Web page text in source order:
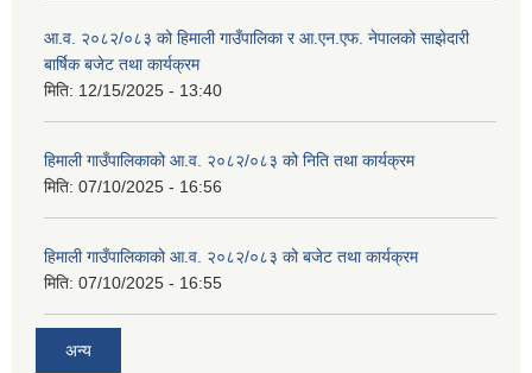
आ.व. २०८२/०८३ को हिमाली गाउँपालिका र आ.एन.एफ. नेपालको साझेदारी
बार्षिक बजेट तथा कार्यक्रम
मिति: 12/15/2025 - 13:40
हिमाली गाउँपालिकाको आ.व. २०८२/०८३ को निति तथा कार्यक्रम
मिति: 07/10/2025 - 16:56
हिमाली गाउँपालिकाको आ.व. २०८२/०८३ को बजेट तथा कार्यक्रम
मिति: 07/10/2025 - 16:55
अन्य